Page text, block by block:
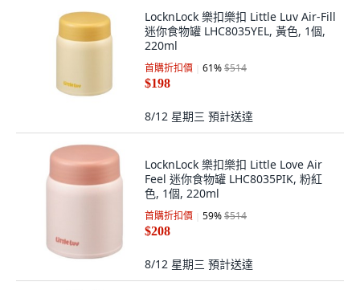
LocknLock 樂扣樂扣 Little Luv Air-Fill
迷你食物罐 LHC8035YEL, 黃色, 1個,
220ml
首購折扣價 61%$514
$198
8/12 星期三 預計送達
LocknLock 樂扣樂扣 Little Love Air
Feel 迷你食物罐 LHC8035PIK, 粉紅
色, 1個, 220ml
首購折扣價 59%$514
$208
8/12 星期三 預計送達